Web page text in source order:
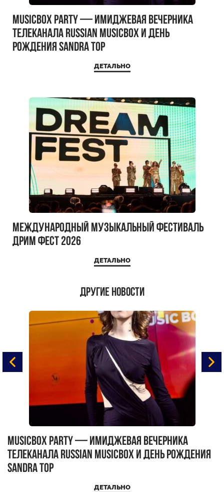
MUSICBOX PARTY — имиджевая вечерника
телеканала RUSSIAN MUSICBOX и день
рождения Sandra Top
ДЕТАЛЬНО
Международный музыкальный фестиваль
ДРИМ ФЕСТ 2026
ДЕТАЛЬНО
Другие новости
MUSICBOX PARTY — имиджевая вечерника
телеканала RUSSIAN MUSICBOX и день рождения
Sandra Top
ДЕТАЛЬНО